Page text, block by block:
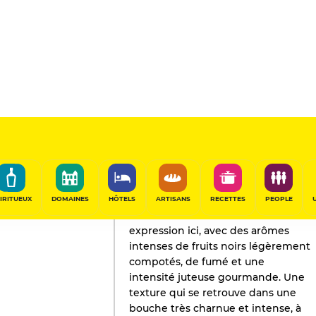
DOMAINES HÔTELS ARTISANS RECETTES PEOPLE
Vin
L'AVIS DE GAULT&MILLAU
2023
La folle noire donne toute son
expression ici, avec des arômes
intenses de fruits noirs légèrement
compotés, de fumé et une
intensité juteuse gourmande. Une
texture qui se retrouve dans une
bouche très charnue et intense, à